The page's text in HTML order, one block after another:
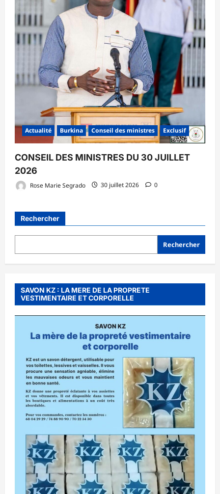
Actualité Burkina Conseil des ministres Exclusif
CONSEIL DES MINISTRES DU 30 JUILLET
2026
Rose Marie Segrado 30 juillet 2026 0
Rechercher
Rechercher
SAVON KZ : LA MERE DE LA PROPRETE
VESTIMENTAIRE ET CORPORELLE